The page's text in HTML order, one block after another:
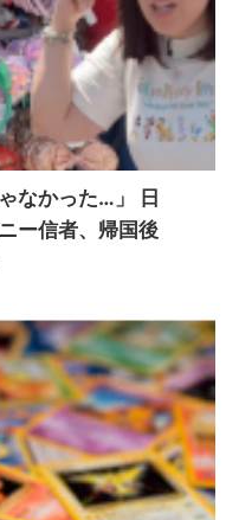
なかった…」 日
ー信者、帰国後